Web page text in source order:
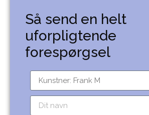
Så send en helt
uforpligtende
forespørgsel